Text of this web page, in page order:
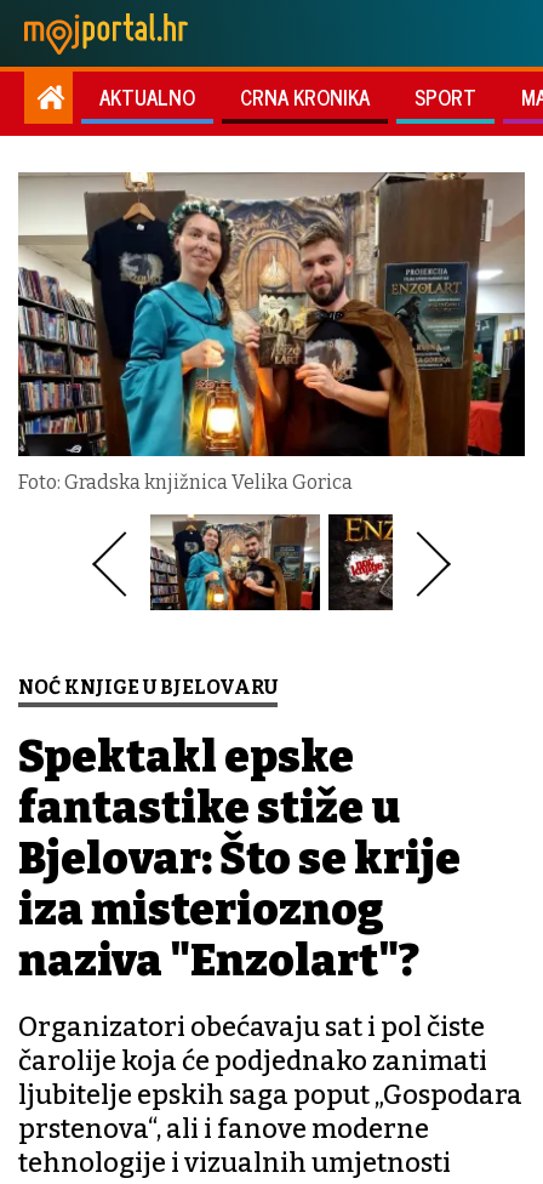
AKTUALNO CRNA KRONIKA SPORT
Foto: Gradska knjižnica Velika Gorica
NOĆ KNJIGE U BJELOVARU
Spektakl epske
fantastike stiže u
Bjelovar: Što se krije
iza misterioznog
naziva "Enzolart"?
Organizatori obećavaju sat i pol čiste
čarolije koja će podjednako zanimati
ljubitelje epskih saga poput „Gospodara
prstenova“, ali i fanove moderne
tehnologije i vizualnih umjetnosti